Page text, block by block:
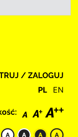
/ ZALOGUJ
PL EN